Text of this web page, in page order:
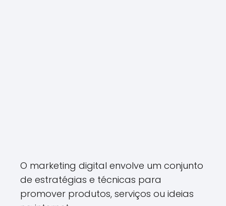
O marketing digital envolve um conjunto
de estratégias e técnicas para
promover produtos, serviços ou ideias